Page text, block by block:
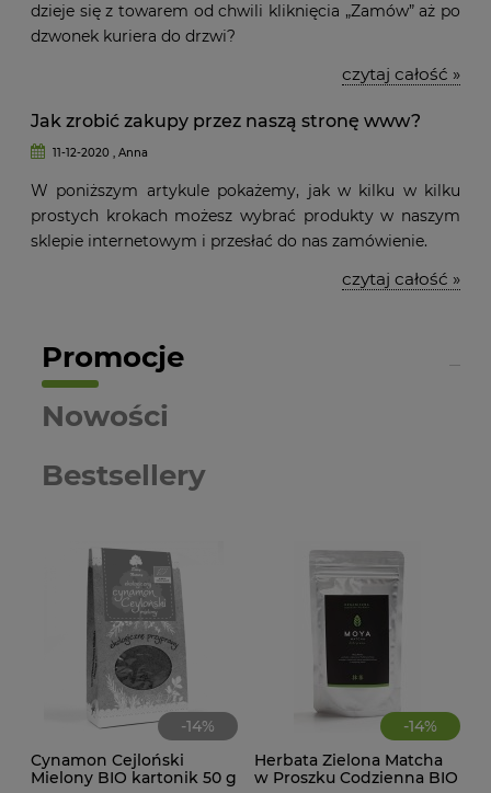
dzieje się z towarem od chwili kliknięcia „Zamów” aż po
dzwonek kuriera do drzwi?
czytaj całość »
Jak zrobić zakupy przez naszą stronę www?
11-12-2020 , Anna
W poniższym artykule pokażemy, jak w kilku w kilku
prostych krokach możesz wybrać produkty w naszym
sklepie internetowym i przesłać do nas zamówienie.
czytaj całość »
Promocje
Nowości
Bestsellery
-14%
Cynamon Cejloński
Mielony BIO kartonik 50 g
-14%
Herbata Zielona Matcha
w Proszku Codzienna BIO